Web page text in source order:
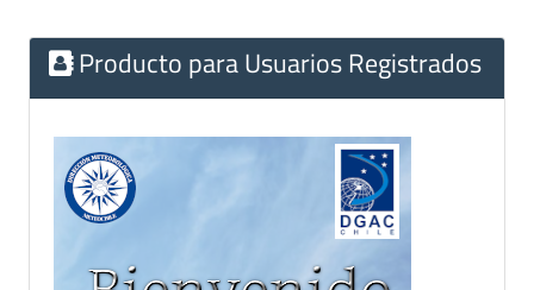
Producto para Usuarios Registrados